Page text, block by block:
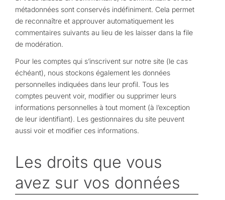
métadonnées sont conservés indéfiniment. Cela permet
de reconnaître et approuver automatiquement les
commentaires suivants au lieu de les laisser dans la file
de modération.
Pour les comptes qui s’inscrivent sur notre site (le cas
échéant), nous stockons également les données
personnelles indiquées dans leur profil. Tous les
comptes peuvent voir, modifier ou supprimer leurs
informations personnelles à tout moment (à l’exception
de leur identifiant). Les gestionnaires du site peuvent
aussi voir et modifier ces informations.
Les droits que vous
avez sur vos données